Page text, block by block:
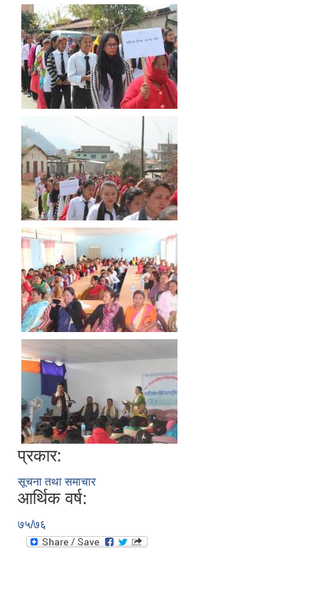
प्रकार:
सूचना तथा समाचार
आर्थिक वर्ष:
७५/७६